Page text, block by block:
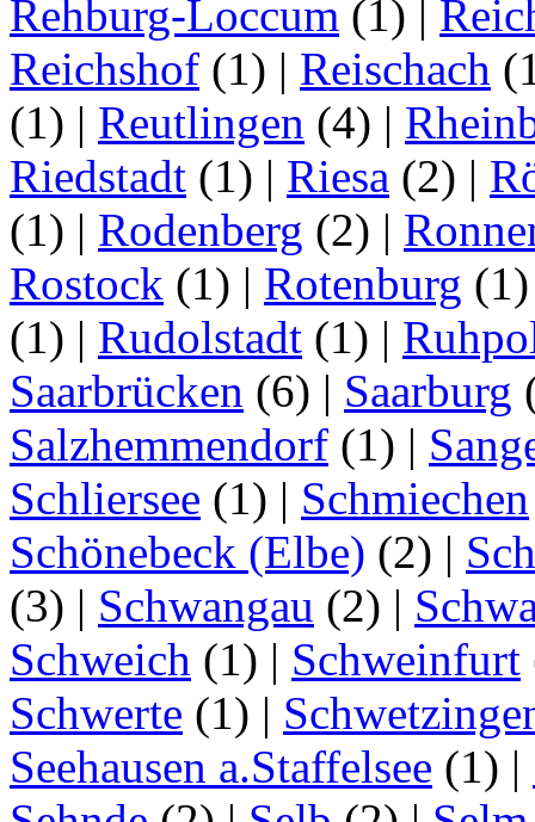
Rehburg-Loccum (1) |
Reichshof (1) | Reischach
(1) | Reutlingen (4) |
Riedstadt (1) | Riesa (2) |
(1) | Rodenberg (2) |
Rostock (1) | Rotenburg
(1) | Rudolstadt (1) |
Saarbrücken (6) | Saarburg
Salzhemmendorf (1) |
Schliersee (1) | Schmiechen
Schönebeck (Elbe) (2) |
(3) | Schwangau (2) |
Schweich (1) | Schweinfurt
Schwerte (1) |
Seehausen a.Staffelsee (1) |